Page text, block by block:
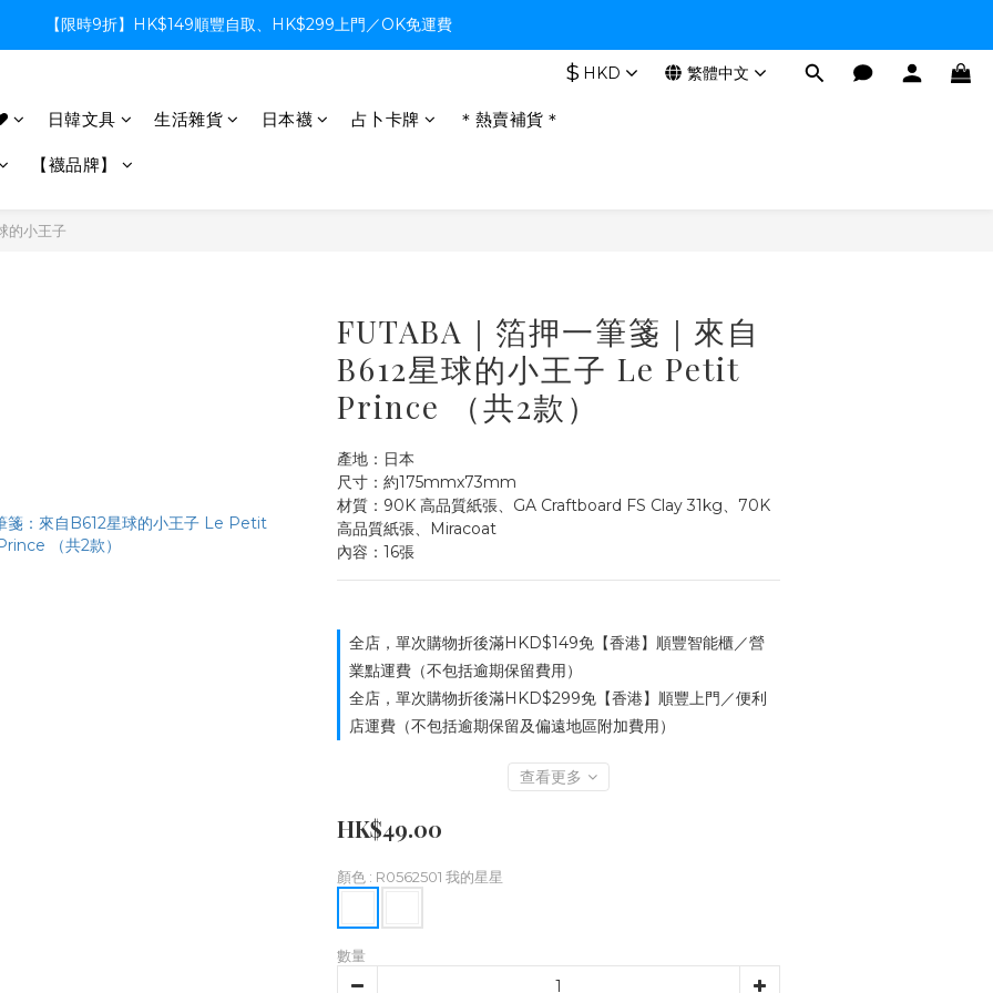
【限時9折】HK$149順豐自取、HK$299上門／OK免運費
【限時9折】HK$149順豐自取、HK$299上門／OK免運費
【限時9折】HK$149順豐自取、HK$299上門／OK免運費
$ HKD 繁體中文
日韓文具 生活雜貨 日本襪 占卜卡牌 ＊熱賣補貨＊
【襪品牌】
的小王子
FUTABA｜箔押一筆箋｜來自
B612星球的小王子 Le Petit
Prince （共2款）
產地：日本
尺寸：約175mmx73mm
材質：90K 高品質紙張、GA Craftboard FS Clay 31kg、70K
高品質紙張、Miracoat
內容：16張
全店，單次購物折後滿HKD$149免【香港】順豐智能櫃／營
業點運費（不包括逾期保留費用）
全店，單次購物折後滿HKD$299免【香港】順豐上門／便利
店運費（不包括逾期保留及偏遠地區附加費用）
查看更多
HK$49.00
顏色 : R0562501 我的星星
數量